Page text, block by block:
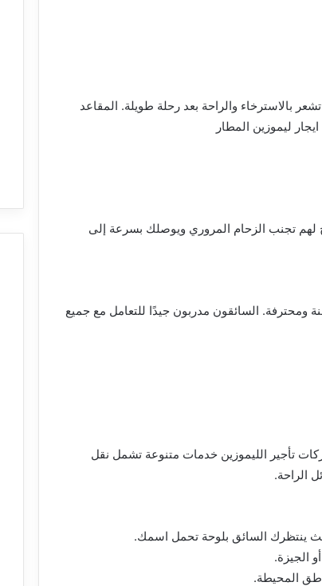
بالاسترخاء والراحة بعد رحلة طويلة. المقاعد
ليموزين المطار
لهم تجنب الزحام المروري ويوصلك بسرعة إلى
ومحترفة. السائقون مدربون جيدًا للتعامل مع جميع
تأجير الليموزين خدمات متنوعة تشمل نقل
الراحة.
ينتظرك السائق بلوحة تحمل اسمك.
الجيزة.
المحيطة.